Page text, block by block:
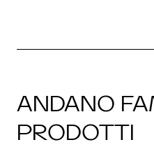
ANDANO
PRODOTTI